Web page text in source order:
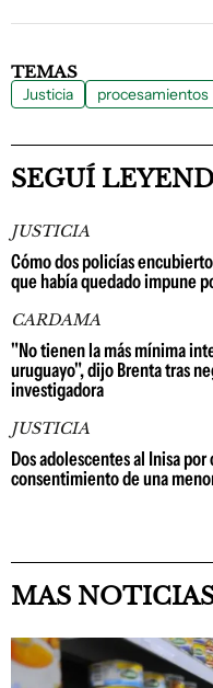
TEMAS
Justicia procesamientos
SEGUÍ
JUSTICIA
Cómo dos policías
que había quedado impune
CARDAMA
"No tienen la más mínima
uruguayo", dijo Brenta tras
investigadora
JUSTICIA
Dos adolescentes al Inisa
consentimiento de una
MAS